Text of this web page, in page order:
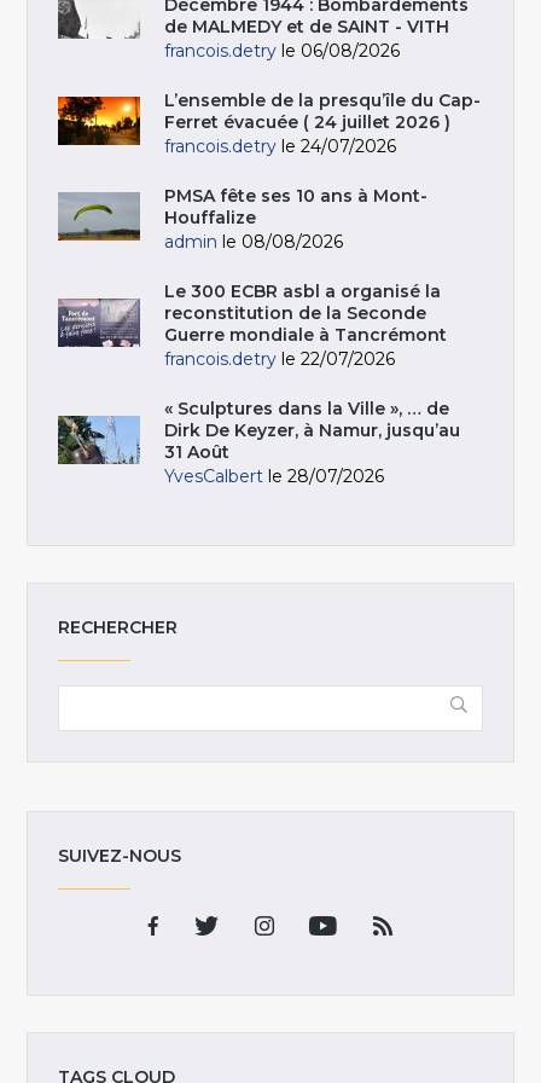
Décembre 1944 : Bombardements
de MALMEDY et de SAINT - VITH
francois.detry le 06/08/2026
L’ensemble de la presqu’île du Cap-
Ferret évacuée ( 24 juillet 2026 )
francois.detry le 24/07/2026
PMSA fête ses 10 ans à Mont-
Houffalize
admin le 08/08/2026
Le 300 ECBR asbl a organisé la
reconstitution de la Seconde
Guerre mondiale à Tancrémont
francois.detry le 22/07/2026
« Sculptures dans la Ville », … de
Dirk De Keyzer, à Namur, jusqu’au
31 Août
YvesCalbert le 28/07/2026
RECHERCHER
SUIVEZ-NOUS
TAGS CLOUD